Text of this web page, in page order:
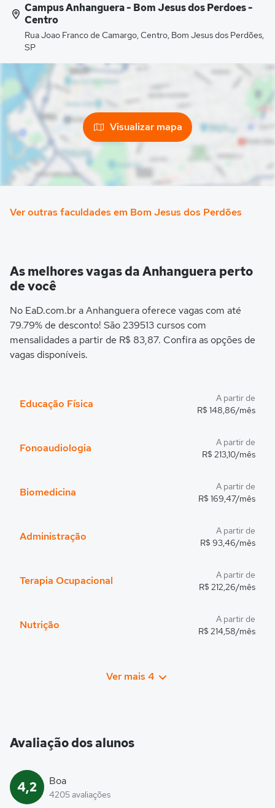
Campus Anhanguera - Bom Jesus dos Perdoes -
Centro
Rua Joao Franco de Camargo, Centro, Bom Jesus dos Perdões,
SP
Visualizar mapa
Ver outras faculdades em Bom Jesus dos Perdões
As melhores vagas da Anhanguera perto
de você
No EaD.com.br a Anhanguera oferece vagas com até
79.79% de desconto! São 239513 cursos com
mensalidades a partir de R$ 83,87. Confira as opções de
vagas disponíveis.
Educação Física
A partir de
R$ 148,86/mês
Fonoaudiologia
A partir de
R$ 213,10/mês
Biomedicina
A partir de
R$ 169,47/mês
Administração
A partir de
R$ 93,46/mês
Terapia Ocupacional
A partir de
R$ 212,26/mês
Nutrição
A partir de
R$ 214,58/mês
Ver mais 4
Avaliação dos alunos
4,2 Boa
4205 avaliações